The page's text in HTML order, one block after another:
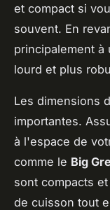
et compact si
souvent. En
principalement
lourd et plus
Les dimensions
importantes.
à l'espace de
comme le Big
sont compacts
de cuisson tout